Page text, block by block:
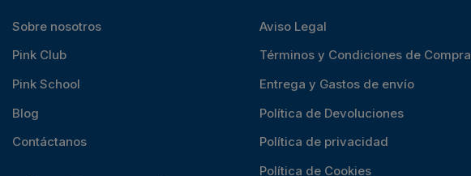
Sobre nosotros
Pink Club
Pink School
Blog
Contáctanos
Aviso Legal
Términos y Condiciones de Compra
Entrega y Gastos de envío
Política de Devoluciones
Política de privacidad
Política de Cookies